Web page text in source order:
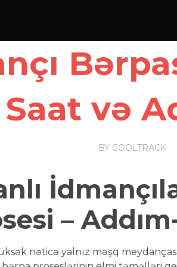
və
BY COOLTRACK
–
nəticə yalnız məşq